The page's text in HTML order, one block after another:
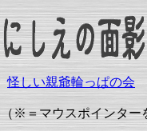
怪しい親爺輪っぱの会
（※＝マウスポインター